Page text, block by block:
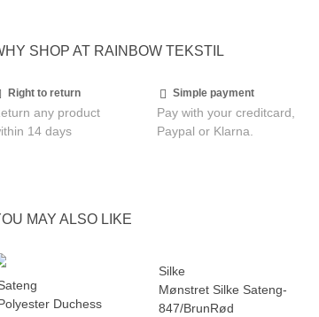
SHOP AT RAINBOW TEKSTIL
Right to return
any product
14 days
Simple payment
Pay with your creditcard,
Paypal or Klarna.
MAY ALSO LIKE
Duchess
NEW
Silke
Mønstret Silke Sateng-
847/BrunRød